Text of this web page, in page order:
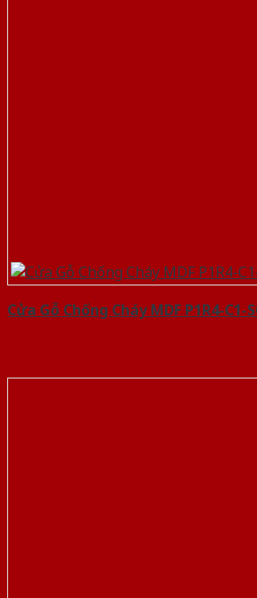
Cửa Gỗ Chống Cháy MDF P1R4-C1-